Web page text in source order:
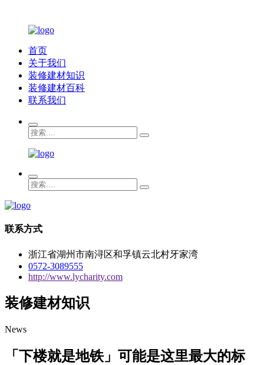
首页
关于我们
装修建材知识
装修建材百科
联系我们
联系方式
浙江省湖州市南浔区和孚镇云北村牙家湾
0572-3089555
http://www.lycharity.com
装修建材知识
News
「下楼就是地铁」可能是这里最大的标